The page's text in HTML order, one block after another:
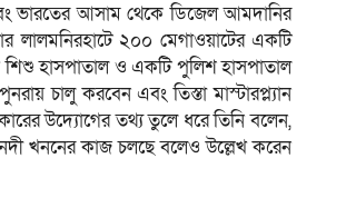
ভারতের আসাম থেকে ডিজেল আমদানির
লালমনিরহাটে ২০০ মেগাওয়াটের একটি
শিশু হাসপাতাল ও একটি পুলিশ হাসপাতাল
চালু করবেন এবং তিস্তা মাস্টারপ্ল্যান
উদ্যোগের তথ্য তুলে ধরে তিনি বলেন,
খননের কাজ চলছে বলেও উল্লেখ করেন